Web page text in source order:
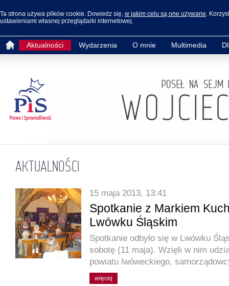
Ta strona używa plików cookie. Dowiedz się, w jakim celu są one używane.
ustawieniami własnej przeglądarki internetowej.
Aktualności Wydarzenia O mnie Multimedia
AKTUALNOŚCI
15 maja 2013, 13:41
Spotkanie z Markiem
Lwówku Śląskim
Spotkanie odbyło się w Lwówku
sobotę (11 maja). Wzięli w nim
powiatu lwóweckiego,
więcej